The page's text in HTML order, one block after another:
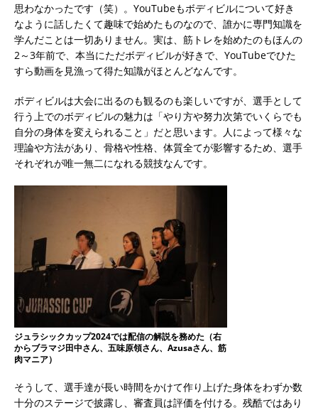
思わなかったです（笑）。YouTubeもボディビルについて好き
なように話したくて趣味で始めたものなので、誰かに専門知識を
学んだことは一切ありません。実は、筋トレを始めたのもほんの
2～3年前で、本当にただボディビルが好きで、YouTubeでひた
すら動画を見漁って得た知識がほとんどなんです。
ボディビルは大会に出るのも観るのも楽しいですが、選手として
行う上でのボディビルの魅力は「やり方や努力次第でいくらでも
自分の身体を変えられること」だと思います。人によって様々な
理論や方法があり、骨格や性格、体質全てが影響するため、選手
それぞれが唯一無二になれる競技なんです。
ジュラシックカップ2024では配信の解説を務めた（右
からブラマジ田中さん、五味原領さん、Azusaさん、筋
肉マニア）
そうして、選手達が長い時間をかけて作り上げた身体をわずか数
十分のステージで披露し、審査員は評価を付ける。残酷ではあり